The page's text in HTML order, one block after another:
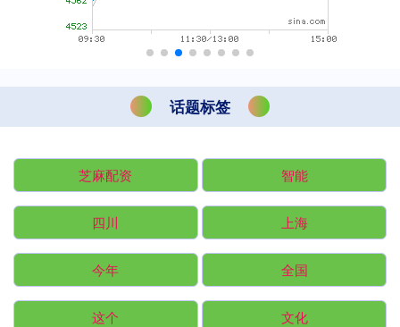
话题标签
芝麻配资 智能
四川 上海
今年 全国
这个 文化